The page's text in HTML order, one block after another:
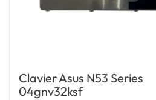
Clavier Asus N53 Series
04gnv32ksf